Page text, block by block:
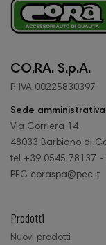
CO.RA. S.p.A.
P. IVA 00225830397
Sede
Via Corriera 14
48033 Barbiano di
tel +39 0545 78137
PEC coraspa@pec.it
Prodotti
Nuovi prodotti